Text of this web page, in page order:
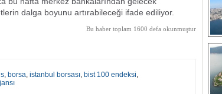
dalga boyunu artırabileceği ifade ediliyor.
Bu haber toplam 1600 defa okunmuştur
, borsa, istanbul borsası, bist 100 endeksi,